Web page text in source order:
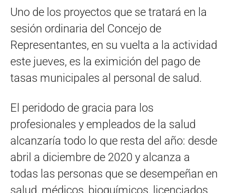
Uno de los proyectos que se tratará en la
sesión ordinaria del Concejo de
Representantes, en su vuelta a la actividad
este jueves, es la eximición del pago de
tasas municipales al personal de salud.
El peridodo de gracia para los
profesionales y empleados de la salud
alcanzaría todo lo que resta del año: desde
abril a diciembre de 2020 y alcanza a
todas las personas que se desempeñan en
salud, médicos, bioquímicos, licenciados